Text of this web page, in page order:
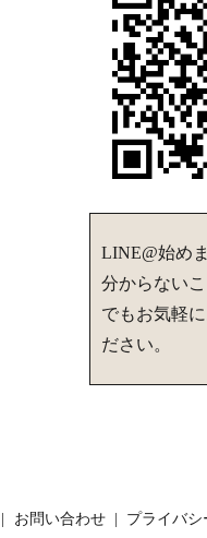
LINE@始め
分からない
でもお気軽
ださい。
お問い合わせ
プライバシ